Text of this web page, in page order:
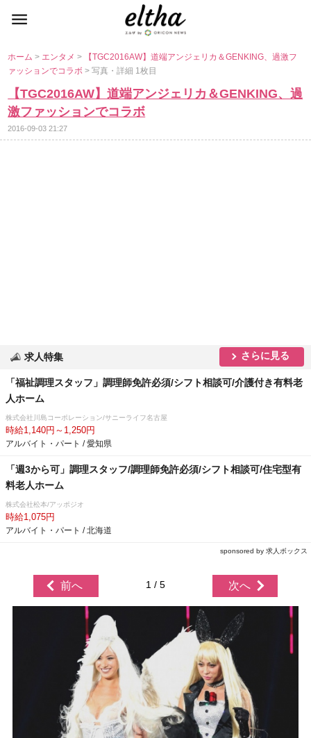
ホーム> エンタメ>
【TGC2016AW】道端アンジェリカ＆GENKING、過激フ
ァッションでコラボ> 写真・詳細 1枚目
【TGC2016AW】道端アンジェリカ＆GENKING、過
激ファッションでコラボ
2016-09-03 21:27
求人特集 さらに見る
「福祉調理スタッフ」調理師免許必須/シフト相談可/介護付き有料老
人ホーム
株式会社川島コーポレーション/サニーライフ名古屋
時給1,140円～1,250円
アルバイト・パート / 愛知県
「週3から可」調理スタッフ/調理師免許必須/シフト相談可/住宅型有
料老人ホーム
株式会社松本/アッポジオ
時給1,075円
アルバイト・パート / 北海道
sponsored by 求人ボックス
前へ 1 / 5 次へ